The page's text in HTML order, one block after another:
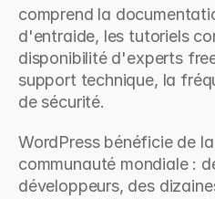
comprend la
d'entraide, les tutoriels
disponibilité d'experts
support technique, la
de sécurité.
WordPress bénéficie de
communauté mondiale :
développeurs, des